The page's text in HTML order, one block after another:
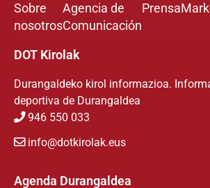
Sobre
nosotros
Agencia de
Comunicación
Prensa
DOT Kirolak
Durangaldeko kirol informazioa.
deportiva de Durangaldea
946 550 033
info@dotkirolak.eus
Agenda Durangaldea